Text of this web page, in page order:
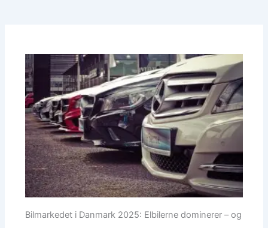
Bilmarkedet i Danmark 2025: Elbilerne dominerer – og